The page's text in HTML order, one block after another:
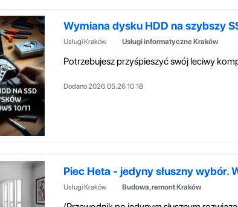
Wymiana dysku HDD na szybszy
Usługi Kraków Usługi informatyczne Kraków
Dodano 2026.05.26 10:18
Piec Heta - jedyny słuszny wybór.
Usługi Kraków Budowa, remont Kraków